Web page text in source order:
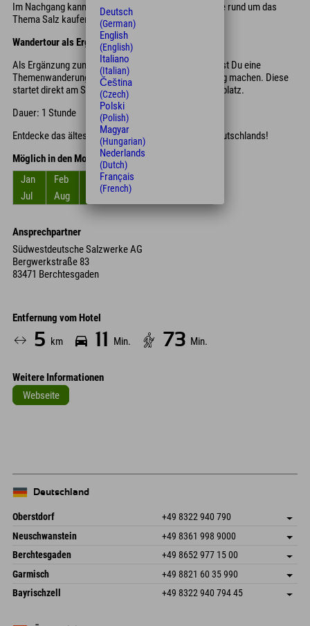
Im Nachgang kannst Du im Salzshop allerlei Produkte rund um das
Thema Salz kaufen.
Wandertour als Ergänzung:
Als Ergänzung zum Besuch des Salzbergwerks kannst Du eine
Themenwanderung entlang der Trasse der Soleleitung machen. Diese
startet direkt am Salzbergwerk und endet am Salinenplatz.
Dauer: 1 Stunde
Entdecke das älteste aktive Erlebnissalzbergwerk Deutschlands!
Möglich in den Monaten
Jan
Feb Mrz Apr
Jul
Aug Sep Okt
Ansprechpartner
Südwestdeutsche Salzwerke AG
Bergwerkstraße 83
83471 Berchtesgaden
Entfernung vom Hotel
5 km 11 Min. 73 Min.
Weitere Informationen
Webseite
Deutschland
Oberstdorf +49 8322 940 790
An der Breitach 3
87538 Fischen I. Allgäu
Deutschland
Adresse speichern
Anreiseinfos
Buchen
Neuschwanstein +49 8361 998 9000
An der Riese 45
87484 Nesselwang im Allgäu
Deutschland
Adresse speichern
Buchen
Berchtesgaden +49 8652 977 15 00
Hofreitstr. 7
83471 Schönau am Königssee
Deutschland
Adresse speichern
Anreiseinfos
Buchen
Garmisch +49 8821 60 35 990
Frickenstraße 22
82490 Farchant
Adresse speichern
Bayrischzell +49 8322 940 794 45
Deutsch
(German)
English
(English)
Italiano
(Italian)
Čeština
(Czech)
Polski
(Polish)
Magyar
(Hungarian)
Nederlands
(Dutch)
Français
(French)